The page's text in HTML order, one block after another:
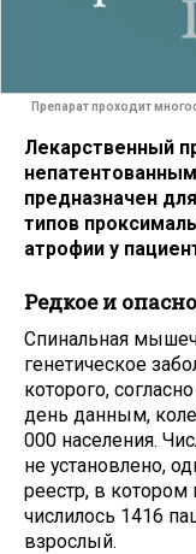
Препарат проходит
Лекарственный
предназначен
типов
атрофии у
Редкое и
Спинальная
генетическое
которого,
день данным,
000 населения.
не установлено,
реестр, в котором
числилось 1416
взрослый.